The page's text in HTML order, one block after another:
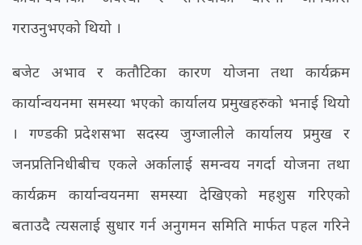
गराउनुभएको थियो ।
बजेट अभाव र कतौटिका कारण योजना तथा कार्यक्रम
कार्यान्वयनमा समस्या भएको कार्यालय प्रमुखहरुको भनाई थियो
। गण्डकी प्रदेशसभा सदस्य जुग्जालीले कार्यालय प्रमुख र
जनप्रतिनिधीबीच एकले अर्कालाई समन्वय नगर्दा योजना तथा
कार्यक्रम कार्यान्वयनमा समस्या देखिएको महशुस गरिएको
बताउदै त्यसलाई सुधार गर्न अनुगमन समिति मार्फत पहल गरिने